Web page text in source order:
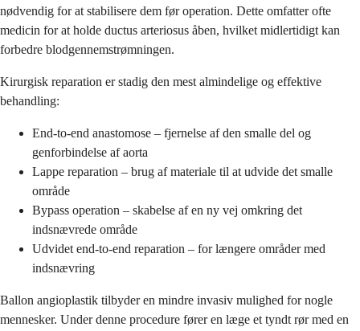
nødvendig for at stabilisere dem før operation. Dette omfatter ofte
medicin for at holde ductus arteriosus åben, hvilket midlertidigt kan
forbedre blodgennemstrømningen.
Kirurgisk reparation er stadig den mest almindelige og effektive
behandling:
End-to-end anastomose – fjernelse af den smalle del og
genforbindelse af aorta
Lappe reparation – brug af materiale til at udvide det smalle
område
Bypass operation – skabelse af en ny vej omkring det
indsnævrede område
Udvidet end-to-end reparation – for længere områder med
indsnævring
Ballon angioplastik tilbyder en mindre invasiv mulighed for nogle
mennesker. Under denne procedure fører en læge et tyndt rør med en